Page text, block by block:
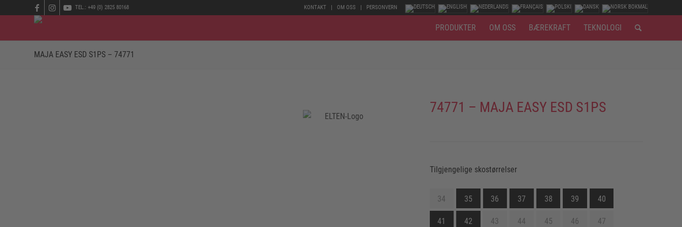
KONTAKT OM OSS PERSONVERN
TEL.: +49 (0) 2825 80168
PRODUKTER OM OSS BÆREKRAFT TEKNOLOGI
MAJA EASY ESD S1PS – 74771
74771 – MAJA EASY ESD S1PS
Tilgjengelige skostørrelser
34 35 36 37 38 39 40
41 42 43 44 45 46 47